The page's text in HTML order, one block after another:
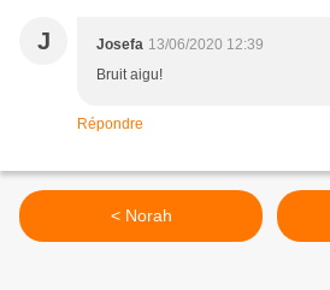
J Josefa 13/06/2020 12:39
Bruit aigu!
Répondre
< Norah